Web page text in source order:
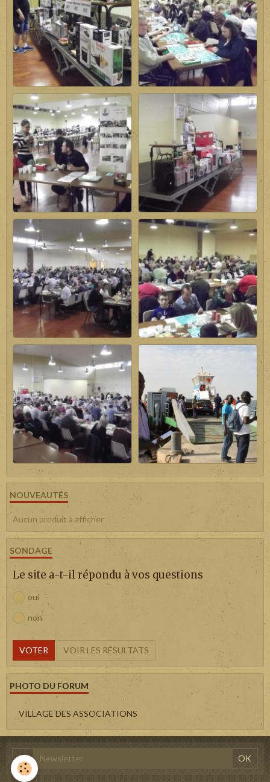
NOUVEAUTÉS
Aucun produit à afficher
SONDAGE
Le site a-t-il répondu à vos questions
oui
non
VOTER VOIR LES RÉSULTATS
PHOTO DU FORUM
VILLAGE DES ASSOCIATIONS